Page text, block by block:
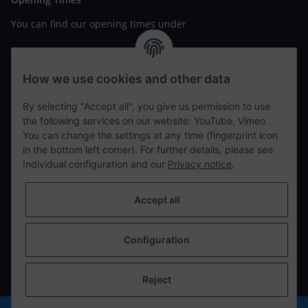
You can find our opening times under
https://www.wannavapor.de/Filialen
your personal site
contact details
tweet
teilen
Withdraw from contract
shipping fees
How we use cookies and other data
By selecting "Accept all", you give us permission to use
the following services on our website: YouTube, Vimeo.
You can change the settings at any time (fingerprint icon
in the bottom left corner). For further details, please see
Individual configuration and our Privacy notice.
Accept all
Configuration
Reject